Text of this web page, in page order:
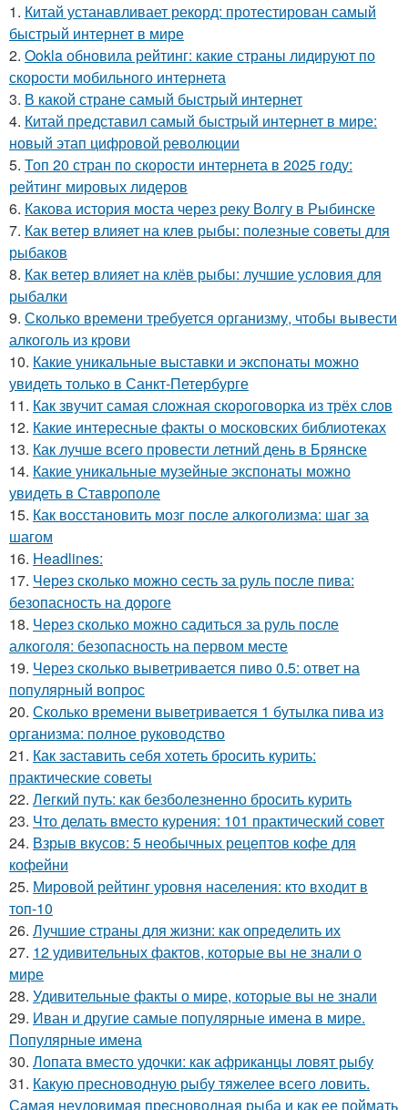
1. Китай устанавливает рекорд: протестирован самый
быстрый интернет в мире
2. Ookla обновила рейтинг: какие страны лидируют по
скорости мобильного интернета
3. В какой стране самый быстрый интернет
4. Китай представил самый быстрый интернет в мире:
новый этап цифровой революции
5. Топ 20 стран по скорости интернета в 2025 году:
рейтинг мировых лидеров
6. Какова история моста через реку Волгу в Рыбинске
7. Как ветер влияет на клев рыбы: полезные советы для
рыбаков
8. Как ветер влияет на клёв рыбы: лучшие условия для
рыбалки
9. Сколько времени требуется организму, чтобы вывести
алкоголь из крови
10. Какие уникальные выставки и экспонаты можно
увидеть только в Санкт-Петербурге
11. Как звучит самая сложная скороговорка из трёх слов
12. Какие интересные факты о московских библиотеках
13. Как лучше всего провести летний день в Брянске
14. Какие уникальные музейные экспонаты можно
увидеть в Ставрополе
15. Как восстановить мозг после алкоголизма: шаг за
шагом
16. Headlines:
17. Через сколько можно сесть за руль после пива:
безопасность на дороге
18. Через сколько можно садиться за руль после
алкоголя: безопасность на первом месте
19. Через сколько выветривается пиво 0.5: ответ на
популярный вопрос
20. Сколько времени выветривается 1 бутылка пива из
организма: полное руководство
21. Как заставить себя хотеть бросить курить:
практические советы
22. Легкий путь: как безболезненно бросить курить
23. Что делать вместо курения: 101 практический совет
24. Взрыв вкусов: 5 необычных рецептов кофе для
кофейни
25. Мировой рейтинг уровня населения: кто входит в
топ-10
26. Лучшие страны для жизни: как определить их
27. 12 удивительных фактов, которые вы не знали о
мире
28. Удивительные факты о мире, которые вы не знали
29. Иван и другие самые популярные имена в мире.
Популярные имена
30. Лопата вместо удочки: как африканцы ловят рыбу
31. Какую пресноводную рыбу тяжелее всего ловить.
Самая неуловимая пресноводная рыба и как ее поймать